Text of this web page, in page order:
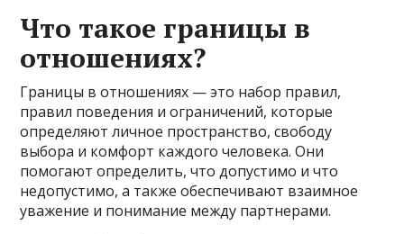
Что такое границы в
отношениях?
Границы в отношениях — это набор правил,
правил поведения и ограничений, которые
определяют личное пространство, свободу
выбора и комфорт каждого человека. Они
помогают определить, что допустимо и что
недопустимо, а также обеспечивают взаимное
уважение и понимание между партнерами.